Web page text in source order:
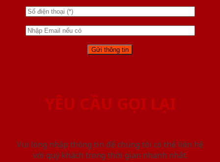
YÊU CẦU GỌI LẠI
Vui lòng nhập thông tin để chúng tôi có thể liên hệ
với quý khách trong thời gian nhanh nhất.